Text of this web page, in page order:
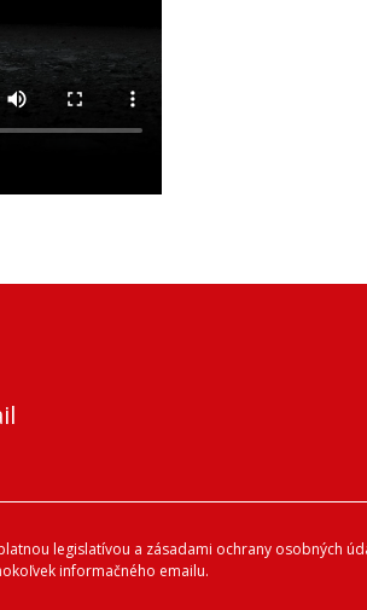
legislatívou a zásadami ochrany osobných
informačného emailu.